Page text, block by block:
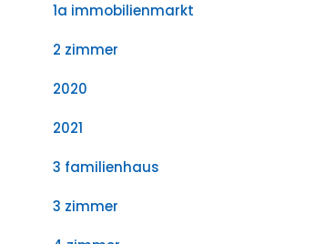
1a immobilienmarkt
2 zimmer
2020
2021
3 familienhaus
3 zimmer